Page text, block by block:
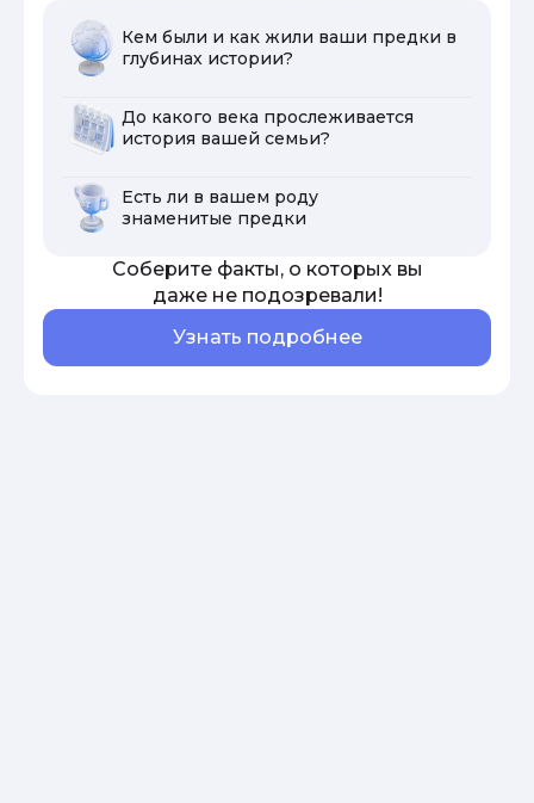
Кем были и как жили ваши предки в
глубинах истории?
До какого века прослеживается
история вашей семьи?
Есть ли в вашем роду
знаменитые предки
Соберите факты, о которых вы
даже не подозревали!
Узнать подробнее